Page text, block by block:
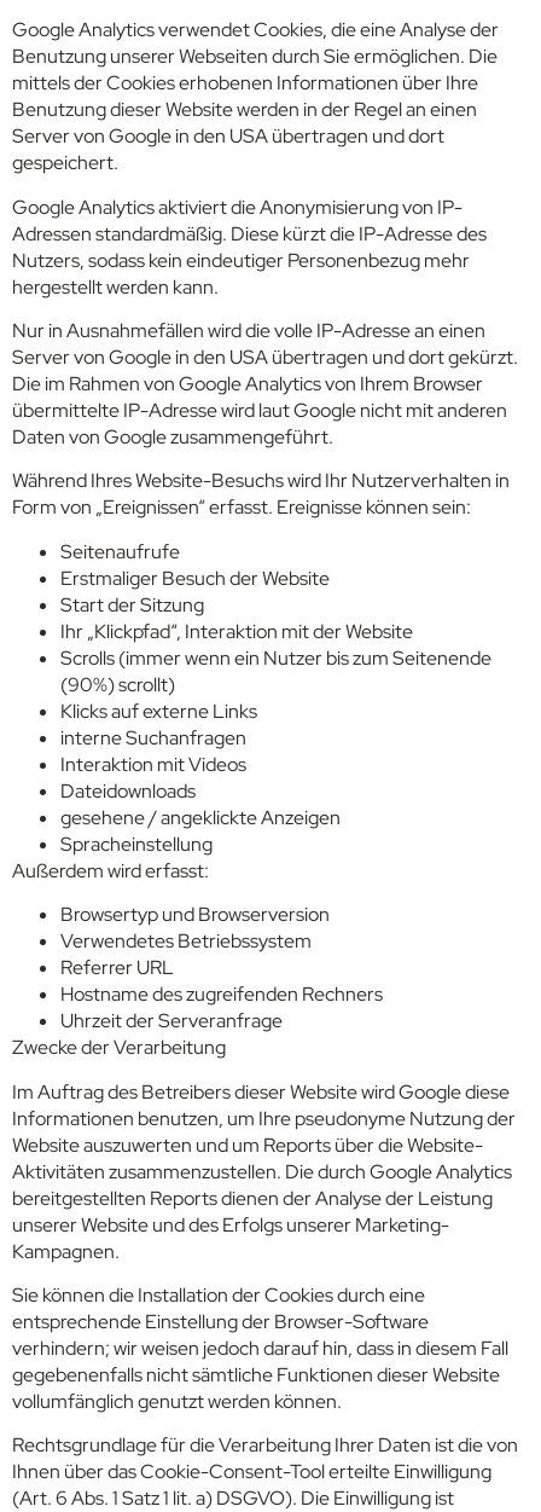
Google Analytics verwendet Cookies, die eine Analyse der
Benutzung unserer Webseiten durch Sie ermöglichen. Die
mittels der Cookies erhobenen Informationen über Ihre
Benutzung dieser Website werden in der Regel an einen
Server von Google in den USA übertragen und dort
gespeichert.
Google Analytics aktiviert die Anonymisierung von IP-
Adressen standardmäßig. Diese kürzt die IP-Adresse des
Nutzers, sodass kein eindeutiger Personenbezug mehr
hergestellt werden kann.
Nur in Ausnahmefällen wird die volle IP-Adresse an einen
Server von Google in den USA übertragen und dort gekürzt.
Die im Rahmen von Google Analytics von Ihrem Browser
übermittelte IP-Adresse wird laut Google nicht mit anderen
Daten von Google zusammengeführt.
Während Ihres Website-Besuchs wird Ihr Nutzerverhalten in
Form von „Ereignissen“ erfasst. Ereignisse können sein:
Seitenaufrufe
Erstmaliger Besuch der Website
Start der Sitzung
Ihr „Klickpfad“, Interaktion mit der Website
Scrolls (immer wenn ein Nutzer bis zum Seitenende
(90%) scrollt)
Klicks auf externe Links
interne Suchanfragen
Interaktion mit Videos
Dateidownloads
gesehene / angeklickte Anzeigen
Spracheinstellung
Außerdem wird erfasst:
Browsertyp und Browserversion
Verwendetes Betriebssystem
Referrer URL
Hostname des zugreifenden Rechners
Uhrzeit der Serveranfrage
Zwecke der Verarbeitung
Im Auftrag des Betreibers dieser Website wird Google diese
Informationen benutzen, um Ihre pseudonyme Nutzung der
Website auszuwerten und um Reports über die Website-
Aktivitäten zusammenzustellen. Die durch Google Analytics
bereitgestellten Reports dienen der Analyse der Leistung
unserer Website und des Erfolgs unserer Marketing-
Kampagnen.
Sie können die Installation der Cookies durch eine
entsprechende Einstellung der Browser-Software
verhindern; wir weisen jedoch darauf hin, dass in diesem Fall
gegebenenfalls nicht sämtliche Funktionen dieser Website
vollumfänglich genutzt werden können.
Rechtsgrundlage für die Verarbeitung Ihrer Daten ist die von
Ihnen über das Cookie-Consent-Tool erteilte Einwilligung
(Art. 6 Abs. 1 Satz 1 lit. a) DSGVO). Die Einwilligung ist